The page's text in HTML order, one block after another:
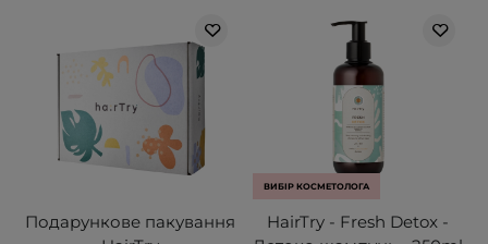
Подарункове пакування
ВИБІР КОСМЕТОЛОГА
HairTry - Fresh Detox -